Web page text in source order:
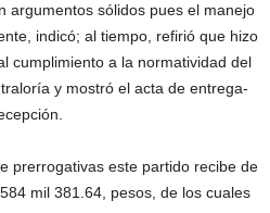
argumentos sólidos pues el manejo
indicó; al tiempo, refirió que hizo
cumplimiento a la normatividad del
y mostró el acta de entrega-
prerrogativas este partido recibe de
mil 381.64, pesos, de los cuales